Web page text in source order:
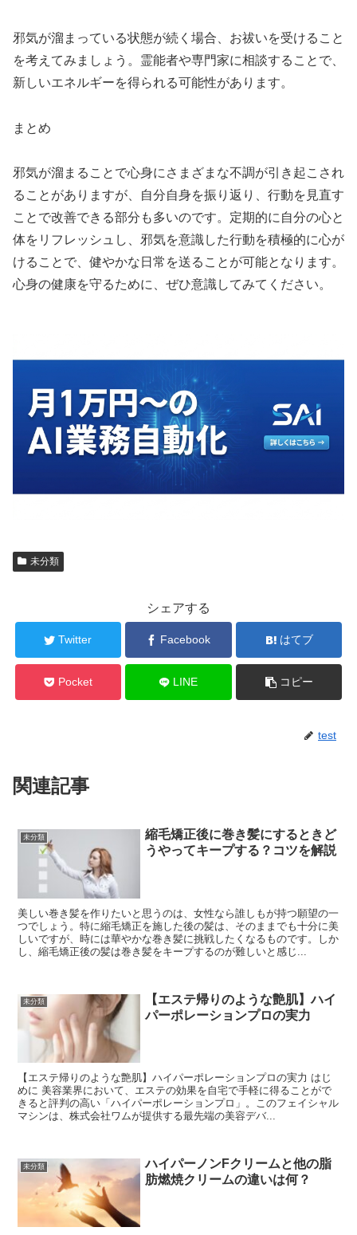
邪気が溜まっている状態が続く場合、お祓いを受けること
を考えてみましょう。霊能者や専門家に相談することで、
新しいエネルギーを得られる可能性があります。
まとめ
邪気が溜まることで心身にさまざまな不調が引き起こされ
ることがありますが、自分自身を振り返り、行動を見直す
ことで改善できる部分も多いのです。定期的に自分の心と
体をリフレッシュし、邪気を意識した行動を積極的に心が
けることで、健やかな日常を送ることが可能となります。
心身の健康を守るために、ぜひ意識してみてください。
未分類
シェアする
Twitter Facebook はてブ
Pocket LINE コピー
test
関連記事
未分類
縮毛矯正後に巻き髪にするときど
うやってキープする？コツを解説
美しい巻き髪を作りたいと思うのは、女性なら誰しもが持つ願望の一
つでしょう。特に縮毛矯正を施した後の髪は、そのままでも十分に美
しいですが、時には華やかな巻き髪に挑戦したくなるものです。しか
し、縮毛矯正後の髪は巻き髪をキープするのが難しいと感じ...
未分類
【エステ帰りのような艶肌】ハイ
パーポレーションプロの実力
【エステ帰りのような艶肌】ハイパーポレーションプロの実力 はじ
めに 美容業界において、エステの効果を自宅で手軽に得ることがで
きると評判の高い「ハイパーポレーションプロ」。このフェイシャル
マシンは、株式会社ワムが提供する最先端の美容デバ...
未分類
ハイパーノンFクリームと他の脂
肪燃焼クリームの違いは何？